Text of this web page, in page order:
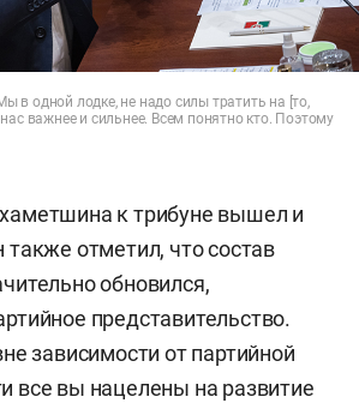
в одной лодке, не надо силы тратить на [то,
важнее и сильнее. Всем понятно кто. Поэтому
к трибуне вышел и
отметил, что состав
обновился,
представительство.
зависимости от партийной
все вы нацелены на развитие